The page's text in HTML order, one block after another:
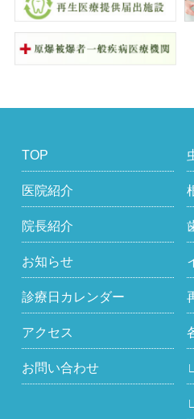
TOP
医院紹介
院長紹介
お知らせ
診療日カレンダー
アクセス
お問い合わせ